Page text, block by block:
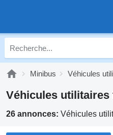
Minibus Véhicules
Véhicules
26 annonces: Véhicules